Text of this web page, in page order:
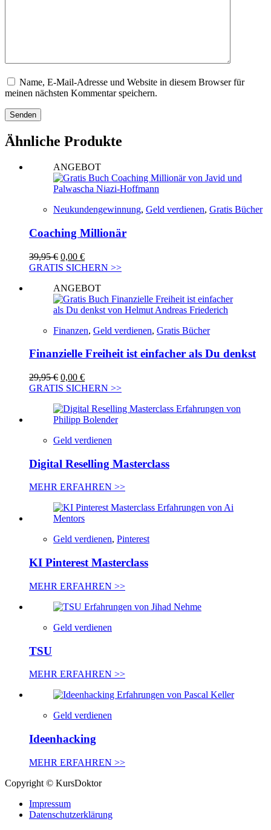
Name, E-Mail-Adresse und Website in diesem Browser für
meinen nächsten Kommentar speichern.
Senden
Ähnliche Produkte
ANGEBOT
Neukundengewinnung, Geld verdienen, Gratis Bücher
Coaching Millionär
39,95€ Ursprünglicher
Preis
39,95 €
0,00 €Aktueller
Preis
0,00 €.
GRATIS SICHERN >>
ANGEBOT
Finanzen, Geld verdienen, Gratis Bücher
Finanzielle Freiheit ist einfacher als Du denkst
29,95€ Ursprünglicher
Preis
29,95 €
0,00 €Aktueller
Preis
0,00 €.
GRATIS SICHERN >>
Geld verdienen
Digital Reselling Masterclass
MEHR ERFAHREN >>
Geld verdienen, Pinterest
KI Pinterest Masterclass
MEHR ERFAHREN >>
Geld verdienen
TSU
MEHR ERFAHREN >>
Geld verdienen
Ideenhacking
MEHR ERFAHREN >>
Copyright © KursDoktor
Impressum
Datenschutzerklärung